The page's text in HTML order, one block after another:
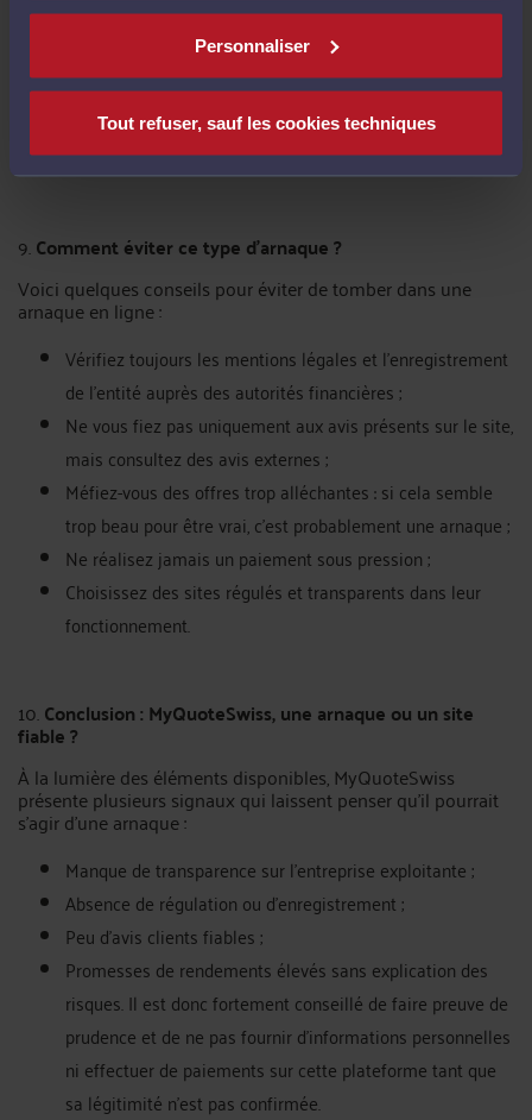
Personnaliser
Tout refuser, sauf les cookies techniques
captures d'écran, emails, confirmations de paiement ;
Déposez une plainte auprès des autorités compétentes
(police, AMF) ;
Surveillez vos comptes bancaires pour détecter toute
activité suspecte.
9.Comment éviter ce type d’arnaque ?
Voici quelques conseils pour éviter de tomber dans une
arnaque en ligne :
Vérifiez toujours les mentions légales et l’enregistrement
de l’entité auprès des autorités financières ;
Ne vous fiez pas uniquement aux avis présents sur le site,
mais consultez des avis externes ;
Méfiez-vous des offres trop alléchantes : si cela semble
trop beau pour être vrai, c’est probablement une arnaque ;
Ne réalisez jamais un paiement sous pression ;
Choisissez des sites régulés et transparents dans leur
fonctionnement.
10.Conclusion : MyQuoteSwiss, une arnaque ou un site
fiable ?
À la lumière des éléments disponibles, MyQuoteSwiss
présente plusieurs signaux qui laissent penser qu'il pourrait
s'agir d'une arnaque :
Manque de transparence sur l'entreprise exploitante ;
Absence de régulation ou d’enregistrement ;
Peu d’avis clients fiables ;
Promesses de rendements élevés sans explication des
risques. Il est donc fortement conseillé de faire preuve de
prudence et de ne pas fournir d’informations personnelles
ni effectuer de paiements sur cette plateforme tant que
sa légitimité n’est pas confirmée.